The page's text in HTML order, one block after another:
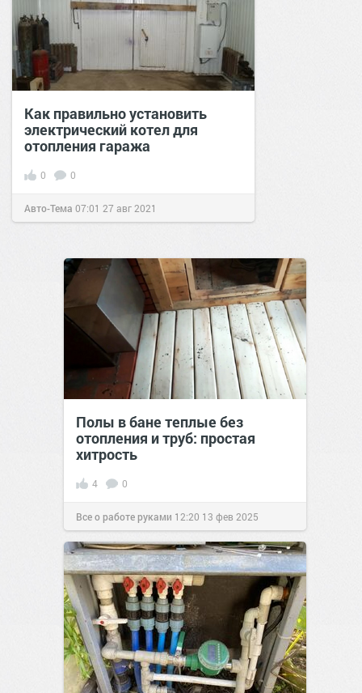
Как правильно установить
электрический котел для
отопления гаража
0 0
Авто-Тема 07:01 27 авг 2021
Полы в бане теплые без
отопления и труб: простая
хитрость
4 0
Все о работе руками 12:20 13 фев 2025